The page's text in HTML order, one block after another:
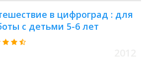
в цифроград : для
с детьми 5-6 лет